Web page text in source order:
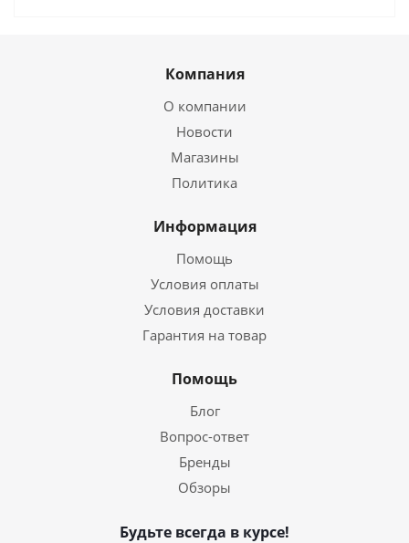
Компания
О компании
Новости
Магазины
Политика
Информация
Помощь
Условия оплаты
Условия доставки
Гарантия на товар
Помощь
Блог
Вопрос-ответ
Бренды
Обзоры
Будьте всегда в курсе!